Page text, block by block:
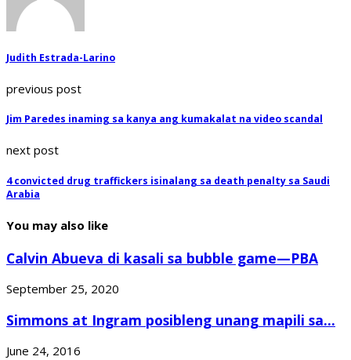
Judith Estrada-Larino
previous post
Jim Paredes inaming sa kanya ang kumakalat na video scandal
next post
4 convicted drug traffickers isinalang sa death penalty sa Saudi
Arabia
You may also like
Calvin Abueva di kasali sa bubble game—PBA
September 25, 2020
Simmons at Ingram posibleng unang mapili sa...
June 24, 2016